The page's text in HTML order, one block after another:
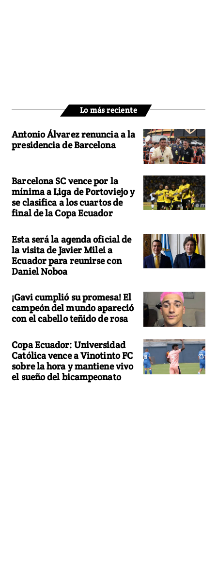
Lo más reciente
Antonio Álvarez renuncia a la
presidencia de Barcelona
Barcelona SC vence por la
mínima a Liga de Portoviejo y
se clasifica a los cuartos de
final de la Copa Ecuador
Esta será la agenda oficial de
la visita de Javier Milei a
Ecuador para reunirse con
Daniel Noboa
¡Gavi cumplió su promesa! El
campeón del mundo apareció
con el cabello teñido de rosa
Copa Ecuador: Universidad
Católica vence a Vinotinto FC
sobre la hora y mantiene vivo
el sueño del bicampeonato